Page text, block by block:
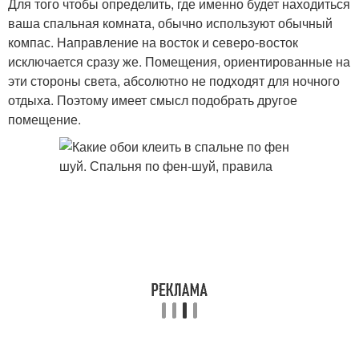
ваша спальная комната, обычно используют обычный
компас. Направление на восток и северо-восток
исключается сразу же. Помещения, ориентированные на
эти стороны света, абсолютно не подходят для ночного
отдыха. Поэтому имеет смысл подобрать другое
помещение.